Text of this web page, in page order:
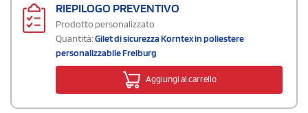
RIEPILOGO PREVENTIVO
Prodotto personalizzato
Quantità:Gilet di sicurezza Korntex in poliestere
personalizzabile Freiburg
Aggiungi al carrello